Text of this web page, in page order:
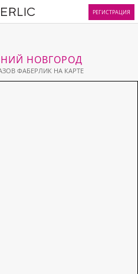
РЕГИСТРАЦИЯ
НОВГОРОД
ФАБЕРЛИК НА КАРТЕ